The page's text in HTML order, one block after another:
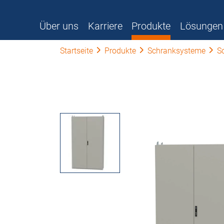
Über uns Karriere Produkte Lösungen
Startseite Produkte Schranksysteme